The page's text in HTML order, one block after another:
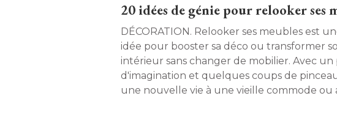
20 idées de génie pour relooker ses
DÉCORATION. Relooker ses meubles est une bonne
idée pour booster sa déco ou transformer
intérieur sans changer de mobilier. Avec un
d'imagination et quelques coups de
une nouvelle vie à une vieille commode ou